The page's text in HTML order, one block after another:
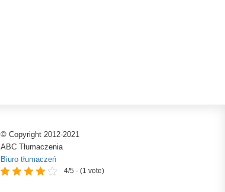
© Copyright 2012-2021
ABC Tłumaczenia
Biuro tłumaczeń
4/5 - (1 vote)